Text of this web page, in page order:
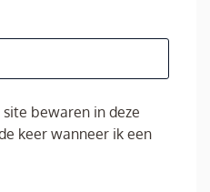
bewaren in deze
keer wanneer ik een